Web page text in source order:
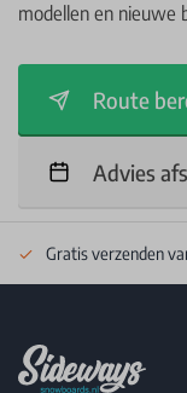
modellen en nieuwe
Route
Advies
Gratis verzenden